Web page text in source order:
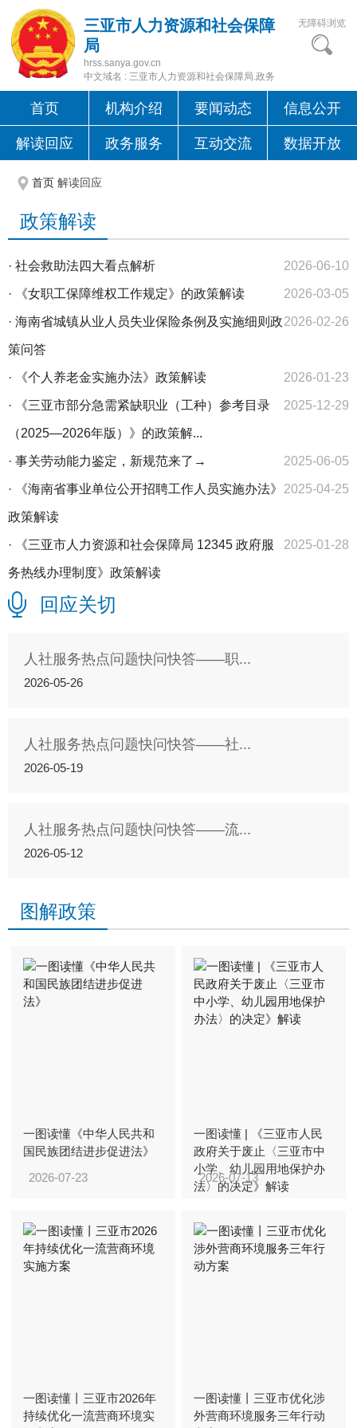
三亚市人力资源和社会保障
局
hrss.sanya.gov.cn
中文域名 : 三亚市人力资源和社会保障局.政务
无障碍浏览
首页 机构介绍 要闻动态 信息公开
解读回应 政务服务 互动交流 数据开放
首页 解读回应
政策解读
2026-06-10
· 社会救助法四大看点解析
2026-03-05
· 《女职工保障维权工作规定》的政策解读
2026-02-26
· 海南省城镇从业人员失业保险条例及实施细则政
策问答
2026-01-23
· 《个人养老金实施办法》政策解读
2025-12-29
· 《三亚市部分急需紧缺职业（工种）参考目录
（2025—2026年版）》的政策解...
2025-06-05
· 事关劳动能力鉴定，新规范来了→
2025-04-25
· 《海南省事业单位公开招聘工作人员实施办法》
政策解读
2025-01-28
· 《三亚市人力资源和社会保障局 12345 政府服
务热线办理制度》政策解读
回应关切
人社服务热点问题快问快答——职...
2026-05-26
人社服务热点问题快问快答——社...
2026-05-19
人社服务热点问题快问快答——流...
2026-05-12
图解政策
一图读懂《中华人民共和
国民族团结进步促进法》
2026-07-23
一图读懂 | 《三亚市人民
政府关于废止〈三亚市中
小学、幼儿园用地保护办
法〉的决定》解读
2026-07-13
一图读懂丨三亚市2026年
持续优化一流营商环境实
一图读懂丨三亚市优化涉
外营商环境服务三年行动